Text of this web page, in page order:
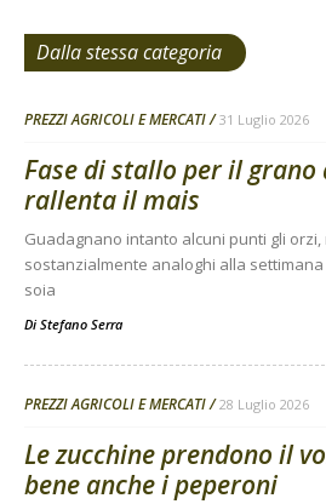
Dalla stessa categoria
PREZZI AGRICOLI E MERCATI 31 Luglio 2026
Fase di stallo per il grano
rallenta il mais
Guadagnano intanto alcuni punti gli
sostanzialmente analoghi alla
soia
Di Stefano Serra
PREZZI AGRICOLI E MERCATI 28 Luglio 2026
Le zucchine prendono il
bene anche i peperoni